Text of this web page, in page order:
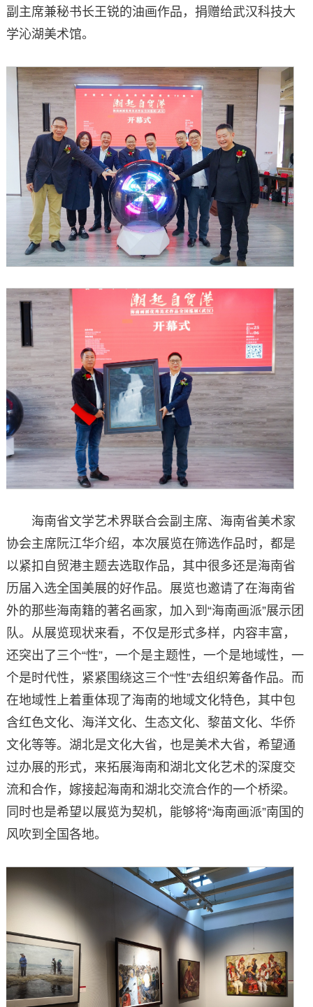
副主席兼秘书长王锐的油画作品，捐赠给武汉科技大
学沁湖美术馆。
海南省文学艺术界联合会副主席、海南省美术家
协会主席阮江华介绍，本次展览在筛选作品时，都是
以紧扣自贸港主题去选取作品，其中很多还是海南省
历届入选全国美展的好作品。展览也邀请了在海南省
外的那些海南籍的著名画家，加入到“海南画派”展示团
队。从展览现状来看，不仅是形式多样，内容丰富，
还突出了三个“性”，一个是主题性，一个是地域性，一
个是时代性，紧紧围绕这三个“性”去组织筹备作品。而
在地域性上着重体现了海南的地域文化特色，其中包
含红色文化、海洋文化、生态文化、黎苗文化、华侨
文化等等。湖北是文化大省，也是美术大省，希望通
过办展的形式，来拓展海南和湖北文化艺术的深度交
流和合作，嫁接起海南和湖北交流合作的一个桥梁。
同时也是希望以展览为契机，能够将“海南画派”南国的
风吹到全国各地。